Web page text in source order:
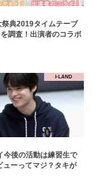
典2019タイムテーブ
調査！出演者のコラボ
I-LAND
今後の活動は練習生で
ューってマジ？タキが